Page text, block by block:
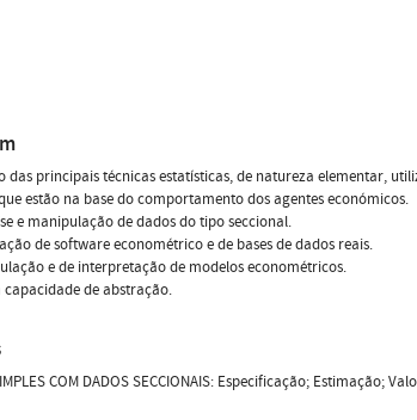
principais técnicas estatísticas, de natureza elementar,
estão na base do comportamento dos agentes económicos.
e manipulação de dados do tipo seccional.
de software econométrico e de bases de dados reais.
e de interpretação de modelos econométricos.
de abstração.
COM DADOS SECCIONAIS: Especificação; Estimação;